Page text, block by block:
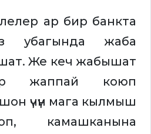
ар бир банкта
убагында жаба
Же кеч жабышат
жаппай коюп
үчүн мага кылмыш
камашканына